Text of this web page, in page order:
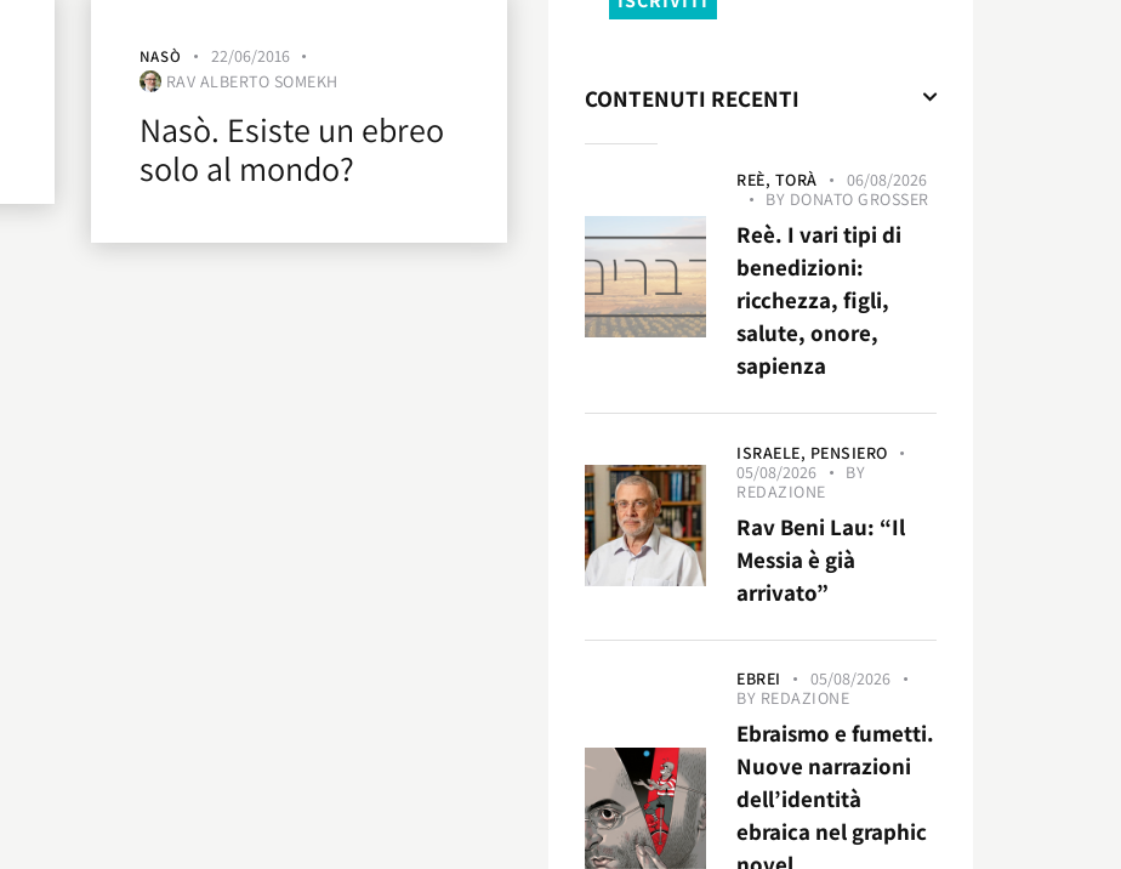
NASÒ
22/06/2016
RAV ALBERTO SOMEKH
Nasò. Esiste un ebreo
solo al mondo?
CONTENUTI RECENTI
REÈ, TORÀ
06/08/2026
BY DONATO GROSSER
Reè. I vari tipi di
benedizioni:
ricchezza, figli,
salute, onore,
sapienza
ISRAELE, PENSIERO
05/08/2026
BY
REDAZIONE
Rav Beni Lau: “Il
Messia è già
arrivato”
EBREI
05/08/2026
BY REDAZIONE
Ebraismo e fumetti.
Nuove narrazioni
dell’identità
ebraica nel graphic